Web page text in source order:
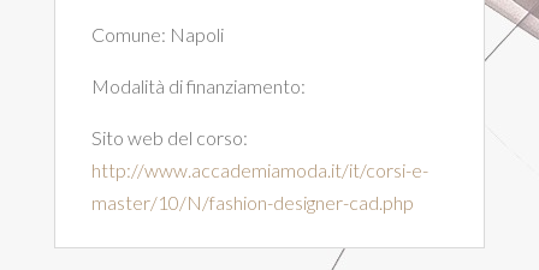
Comune: Napoli
Modalità di finanziamento:
Sito web del corso:
http://www.accademiamoda.it/it/corsi-e-
master/10/N/fashion-designer-cad.php